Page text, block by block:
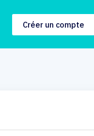
Créer un compte